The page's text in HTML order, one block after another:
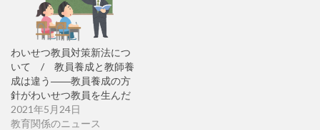
わいせつ教員対策新法につ
いて / 教員養成と教師養
成は違う――教員養成の方
針がわいせつ教員を生んだ
2021年5月24日
教育関係のニュース